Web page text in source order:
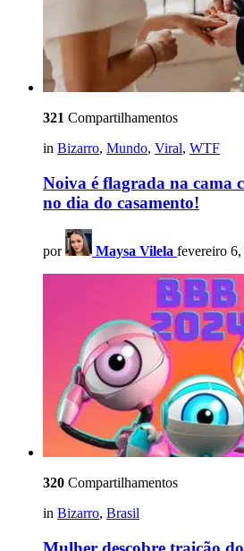
321 Compartilhamentos
in Bizarro, Mundo, Viral, WTF
Noiva é flagrada na cama
no dia do casamento!
por Maysa Vilela fevereiro
320 Compartilhamentos
in Bizarro, Brasil